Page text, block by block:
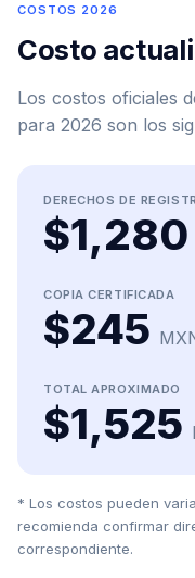
COSTOS 2026
Costo
Los costos oficiales
para 2026 son los
DERECHOS DE
$1,280
COPIA CERTIFICADA
$245
TOTAL APROXIMADO
$1,525
* Los costos pueden
recomienda confirmar
correspondiente.